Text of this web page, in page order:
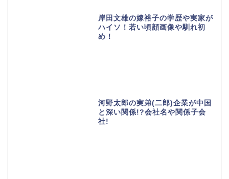
岸田文雄の嫁裕子の学歴や実家が
ハイソ！若い頃顔画像や馴れ初
め！
河野太郎の実弟(二郎)企業が中国
と深い関係!?会社名や関係子会
社!